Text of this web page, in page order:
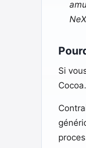
Si
Cocoa.